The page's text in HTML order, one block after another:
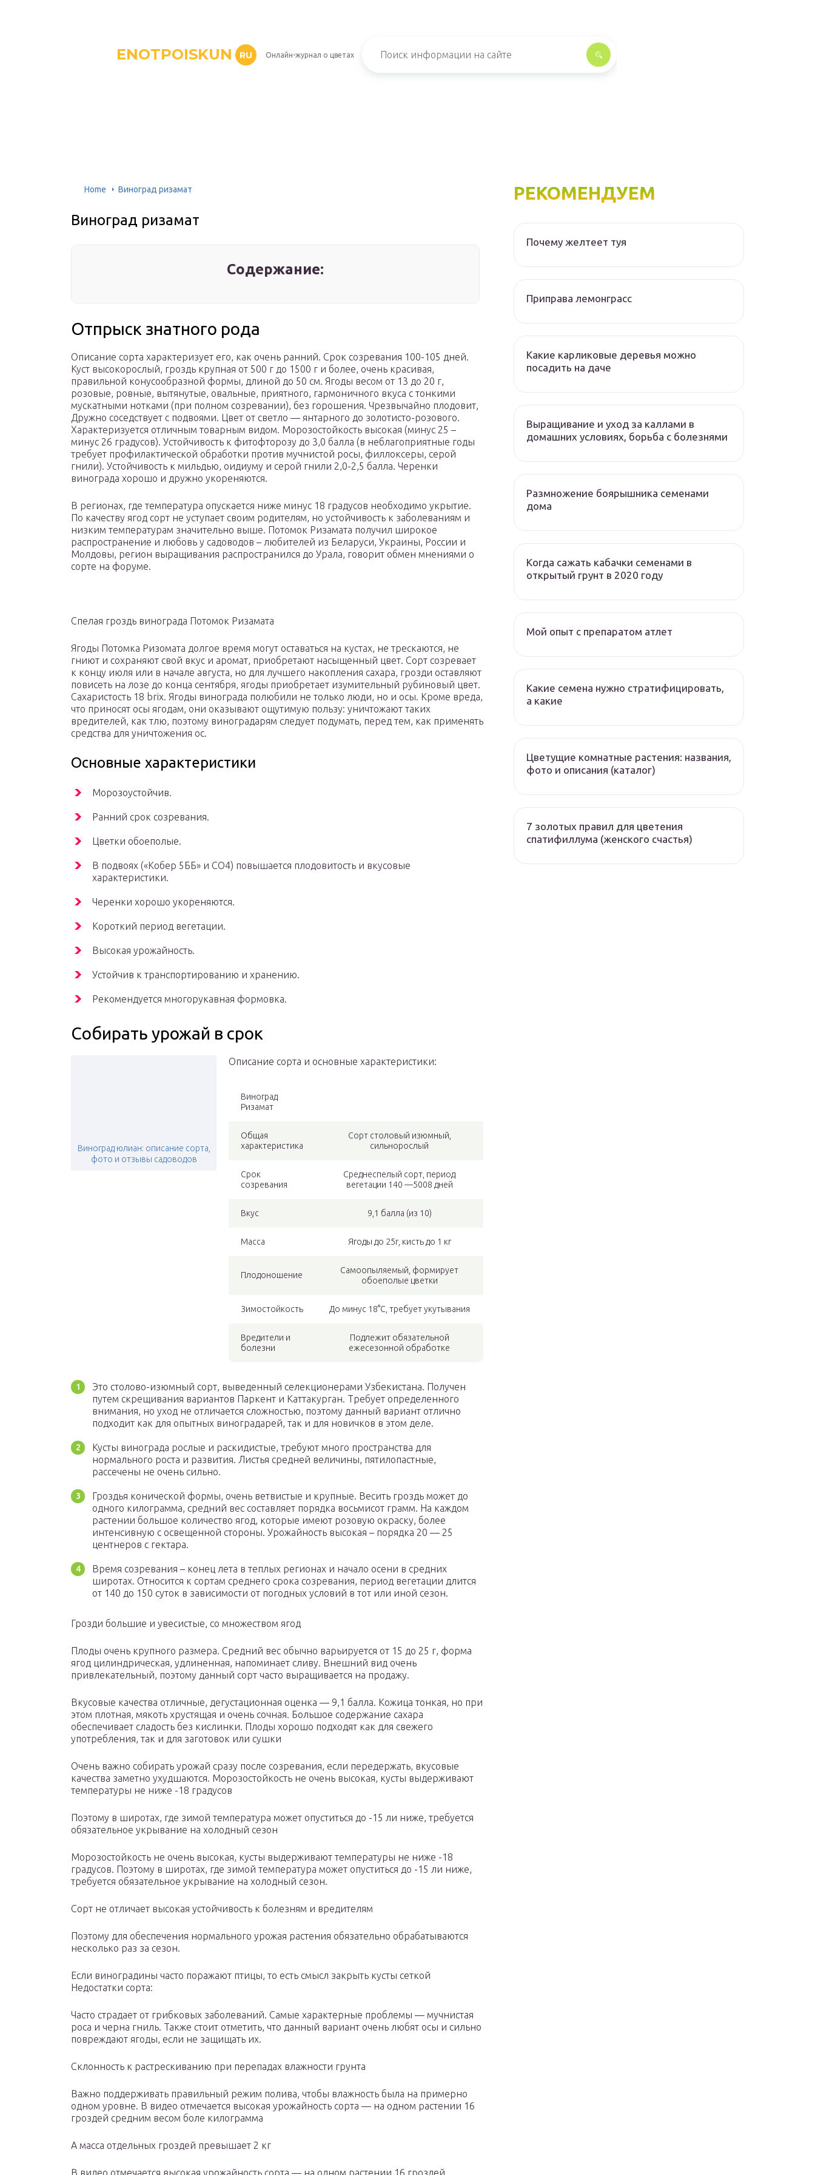
ENOTPOISKUN RU Онлайн-журнал о цветах
Home Виноград ризамат
Виноград ризамат
Содержание:
Отпрыск знатного рода
Описание сорта характеризует его, как очень ранний. Срок созревания 100-105 дней.
Куст высокорослый, гроздь крупная от 500 г до 1500 г и более, очень красивая,
правильной конусообразной формы, длиной до 50 см. Ягоды весом от 13 до 20 г,
розовые, ровные, вытянутые, овальные, приятного, гармоничного вкуса с тонкими
мускатными нотками (при полном созревании), без горошения. Чрезвычайно плодовит,
Дружно соседствует с подвоями. Цвет от светло — янтарного до золотисто-розового.
Характеризуется отличным товарным видом. Морозостойкость высокая (минус 25 –
минус 26 градусов). Устойчивость к фитофторозу до 3,0 балла (в неблагоприятные годы
требует профилактической обработки против мучнистой росы, филлоксеры, серой
гнили). Устойчивость к мильдью, оидиуму и серой гнили 2,0-2,5 балла. Черенки
винограда хорошо и дружно укореняются.
В регионах, где температура опускается ниже минус 18 градусов необходимо укрытие.
По качеству ягод сорт не уступает своим родителям, но устойчивость к заболеваниям и
низким температурам значительно выше. Потомок Ризамата получил широкое
распространение и любовь у садоводов – любителей из Беларуси, Украины, России и
Молдовы, регион выращивания распространился до Урала, говорит обмен мнениями о
сорте на форуме.
Спелая гроздь винограда Потомок Ризамата
Ягоды Потомка Ризомата долгое время могут оставаться на кустах, не трескаются, не
гниют и сохраняют свой вкус и аромат, приобретают насыщенный цвет. Сорт созревает
к концу июля или в начале августа, но для лучшего накопления сахара, грозди оставляют
повисеть на лозе до конца сентября, ягоды приобретает изумительный рубиновый цвет.
Сахаристость 18 brix. Ягоды винограда полюбили не только люди, но и осы. Кроме вреда,
что приносят осы ягодам, они оказывают ощутимую пользу: уничтожают таких
вредителей, как тлю, поэтому виноградарям следует подумать, перед тем, как применять
средства для уничтожения ос.
Основные характеристики
Морозоустойчив.
Ранний срок созревания.
Цветки обоеполые.
В подвоях («Кобер 5ББ» и CO4) повышается плодовитость и вкусовые
характеристики.
Черенки хорошо укореняются.
Короткий период вегетации.
Высокая урожайность.
Устойчив к транспортированию и хранению.
Рекомендуется многорукавная формовка.
Собирать урожай в срок
Виноград юлиан: описание сорта,
фото и отзывы садоводов
Описание сорта и основные характеристики:
Виноград
Ризамат
Общая
характеристика
Сорт столовый изюмный,
сильнорослый
Срок
созревания
Среднеспелый сорт, период
вегетации 140 —5008 дней
Вкус 9,1 балла (из 10)
Масса Ягоды до 25г, кисть до 1 кг
Плодоношение
Самоопыляемый, формирует
обоеполые цветки
Зимостойкость До минус 18°C, требует укутывания
Вредители и
болезни
Подлежит обязательной
ежесезонной обработке
Это столово-изюмный сорт, выведенный селекционерами Узбекистана. Получен
путем скрещивания вариантов Паркент и Каттакурган. Требует определенного
внимания, но уход не отличается сложностью, поэтому данный вариант отлично
подходит как для опытных виноградарей, так и для новичков в этом деле.
Кусты винограда рослые и раскидистые, требуют много пространства для
нормального роста и развития. Листья средней величины, пятилопастные,
рассечены не очень сильно.
Гроздья конической формы, очень ветвистые и крупные. Весить гроздь может до
одного килограмма, средний вес составляет порядка восьмисот грамм. На каждом
растении большое количество ягод, которые имеют розовую окраску, более
интенсивную с освещенной стороны. Урожайность высокая – порядка 20 — 25
центнеров с гектара.
Время созревания – конец лета в теплых регионах и начало осени в средних
широтах. Относится к сортам среднего срока созревания, период вегетации длится
от 140 до 150 суток в зависимости от погодных условий в тот или иной сезон.
Грозди большие и увесистые, со множеством ягод
Плоды очень крупного размера. Средний вес обычно варьируется от 15 до 25 г, форма
ягод цилиндрическая, удлиненная, напоминает сливу. Внешний вид очень
привлекательный, поэтому данный сорт часто выращивается на продажу.
Вкусовые качества отличные, дегустационная оценка — 9,1 балла. Кожица тонкая, но при
этом плотная, мякоть хрустящая и очень сочная. Большое содержание сахара
обеспечивает сладость без кислинки. Плоды хорошо подходят как для свежего
употребления, так и для заготовок или сушки
Очень важно собирать урожай сразу после созревания, если передержать, вкусовые
качества заметно ухудшаются. Морозостойкость не очень высокая, кусты выдерживают
температуры не ниже -18 градусов
Поэтому в широтах, где зимой температура может опуститься до -15 ли ниже, требуется
обязательное укрывание на холодный сезон
Морозостойкость не очень высокая, кусты выдерживают температуры не ниже -18
градусов. Поэтому в широтах, где зимой температура может опуститься до -15 ли ниже,
требуется обязательное укрывание на холодный сезон.
Сорт не отличает высокая устойчивость к болезням и вредителям
Поэтому для обеспечения нормального урожая растения обязательно обрабатываются
несколько раз за сезон.
Если виноградины часто поражают птицы, то есть смысл закрыть кусты сеткой
Недостатки сорта:
Часто страдает от грибковых заболеваний. Самые характерные проблемы — мучнистая
роса и черна гниль. Также стоит отметить, что данный вариант очень любят осы и сильно
повреждают ягоды, если не защищать их.
Склонность к растрескиванию при перепадах влажности грунта
Важно поддерживать правильный режим полива, чтобы влажность была на примерно
одном уровне. В видео отмечается высокая урожайность сорта — на одном растении 16
гроздей средним весом боле килограмма
А масса отдельных гроздей превышает 2 кг
В видео отмечается высокая урожайность сорта — на одном растении 16 гроздей
РЕКОМЕНДУЕМ
Почему желтеет туя
Приправа лемонграсс
Какие карликовые деревья можно
посадить на даче
Выращивание и уход за каллами в
домашних условиях, борьба с болезнями
Размножение боярышника семенами
дома
Когда сажать кабачки семенами в
открытый грунт в 2020 году
Мой опыт с препаратом атлет
Какие семена нужно стратифицировать,
а какие
Цветущие комнатные растения: названия,
фото и описания (каталог)
7 золотых правил для цветения
спатифиллума (женского счастья)